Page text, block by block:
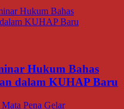
Hukum Bahas
dalam KUHAP Baru